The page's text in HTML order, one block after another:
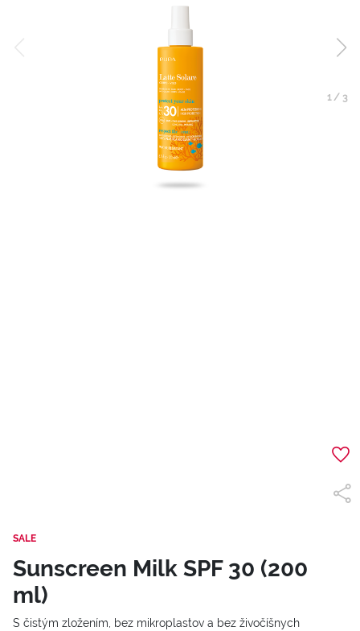
1/ 3
SALE
Sunscreen Milk SPF 30 (200
ml)
S čistým zložením, bez mikroplastov a bez živočíšnych